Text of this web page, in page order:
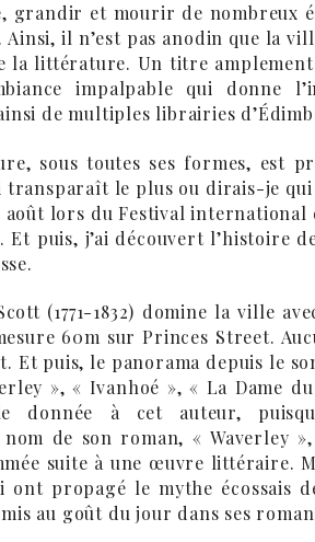
grandir et mourir de nombreux
il n’est pas anodin que la
la littérature. Un titre
impalpable qui donne
de multiples librairies
sous toutes ses formes, est
le plus ou dirais-je qui
août lors du Festival
Et puis, j’ai découvert l’histoire
(1771-1832) domine la ville
60m sur Princes Street.
puis, le panorama depuis le
», « Ivanhoé », « La Dame
donnée à cet auteur,
de son roman, « Waverley
suite à une œuvre littéraire.
ont propagé le mythe écossais
au goût du jour dans ses